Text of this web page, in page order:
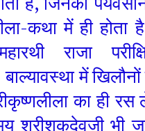
कथा में ही होता
राजा
में
का ही
श्रीशुकदेवजी भी